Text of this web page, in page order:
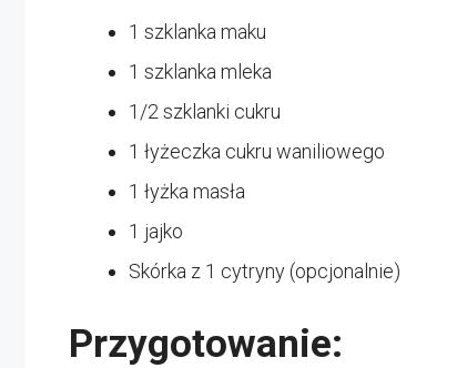
1 szklanka maku
1 szklanka mleka
1/2 szklanki cukru
1 łyżeczka cukru waniliowego
1 łyżka masła
1 jajko
Skórka z 1 cytryny (opcjonalnie)
Przygotowanie: